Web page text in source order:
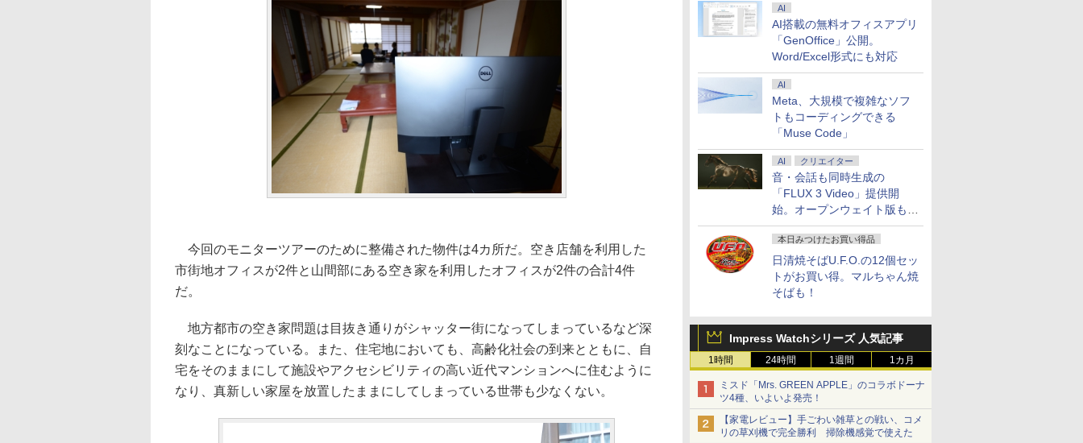
AI
AI搭載の無料オフィスアプリ
「GenOffice」公開。
Word/Excel形式にも対応
AI
Meta、大規模で複雑なソフ
トもコーディングできる
「Muse Code」
AI クリエイター
音・会話も同時生成の
「FLUX 3 Video」提供開
始。オープンウェイト版も計
画
本日みつけたお買い得品
日清焼そばU.F.O.の12個セッ
トがお買い得。マルちゃん焼
そばも！
Impress Watchシリーズ 人気記事
1時間 24時間 1週間 1カ月
ミスド「Mrs. GREEN APPLE」のコラボドーナ
ツ4種、いよいよ発売！
【家電レビュー】手ごわい雑草との戦い、コメ
リの草刈機で完全勝利 掃除機感覚で使えた
今回のモニターツアーのために整備された物件は4カ所だ。空き店舗を利用した
市街地オフィスが2件と山間部にある空き家を利用したオフィスが2件の合計4件
だ。
地方都市の空き家問題は目抜き通りがシャッター街になってしまっているなど深
刻なことになっている。また、住宅地においても、高齢化社会の到来とともに、自
宅をそのままにして施設やアクセシビリティの高い近代マンションへに住むように
なり、真新しい家屋を放置したままにしてしまっている世帯も少なくない。